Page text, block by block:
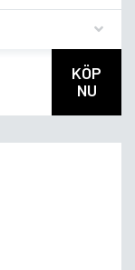
KÖP
NU